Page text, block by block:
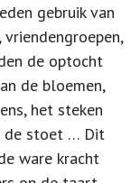
gebruik van
de optocht
de bloemen,
het steken
de stoet … Dit
ware kracht